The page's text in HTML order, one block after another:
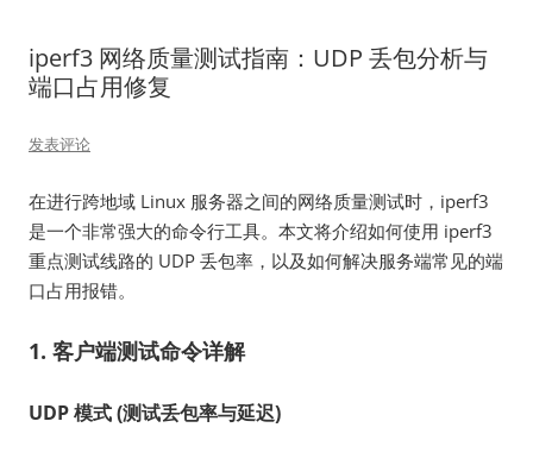
iperf3 网络质量测试指南：UDP 丢包分析与
端口占用修复
发表评论
在进行跨地域 Linux 服务器之间的网络质量测试时，iperf3
是一个非常强大的命令行工具。本文将介绍如何使用 iperf3
重点测试线路的 UDP 丢包率，以及如何解决服务端常见的端
口占用报错。
1. 客户端测试命令详解
UDP 模式 (测试丢包率与延迟)